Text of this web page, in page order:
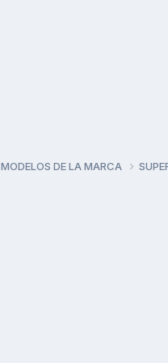
MODELOS DE LA MARCA